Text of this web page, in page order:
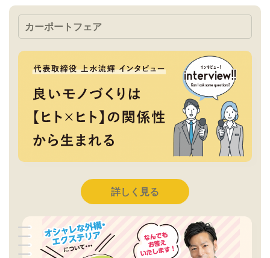
カーポートフェア
詳しく見る